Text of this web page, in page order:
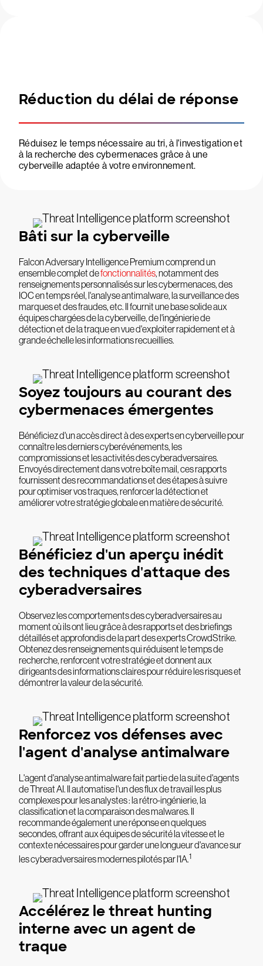
Réduction du délai de réponse
Réduisez le temps nécessaire au tri, à l'investigation et
à la recherche des cybermenaces grâce à une
cyberveille adaptée à votre environnement.
Bâti sur la cyberveille
Falcon Adversary Intelligence Premium comprend un
ensemble complet defonctionnalités, notamment des
renseignements personnalisés sur les cybermenaces, des
IOC en temps réel, l'analyse antimalware, la surveillance des
marques et des fraudes, etc. Il fournit une base solide aux
équipes chargées de la cyberveille, de l'ingénierie de
détection et de la traque en vue d'exploiter rapidement et à
grande échelle les informations recueillies.
Soyez toujours au courant des
cybermenaces émergentes
Bénéficiez d'un accès direct à des experts en cyberveille pour
connaître les derniers cyberévénements, les
compromissions et les activités des cyberadversaires.
Envoyés directement dans votre boîte mail, ces rapports
fournissent des recommandations et des étapes à suivre
pour optimiser vos traques, renforcer la détection et
améliorer votre stratégie globale en matière de sécurité.
Bénéficiez d'un aperçu inédit
des techniques d'attaque des
cyberadversaires
Observez les comportements des cyberadversaires au
moment où ils ont lieu grâce à des rapports et des briefings
détaillés et approfondis de la part des experts CrowdStrike.
Obtenez des renseignements qui réduisent le temps de
recherche, renforcent votre stratégie et donnent aux
dirigeants des informations claires pour réduire les risques et
démontrer la valeur de la sécurité.
Renforcez vos défenses avec
l'agent d'analyse antimalware
L'agent d'analyse antimalware fait partie de la suite d'agents
de Threat AI. Il automatise l'un des flux de travail les plus
complexes pour les analystes : la rétro-ingénierie, la
classification et la comparaison des malwares. Il
recommande également une réponse en quelques
secondes, offrant aux équipes de sécurité la vitesse et le
contexte nécessaires pour garder une longueur d'avance sur
les cyberadversaires modernes pilotés par l'IA.1
Accélérez le threat hunting
interne avec un agent de
traque